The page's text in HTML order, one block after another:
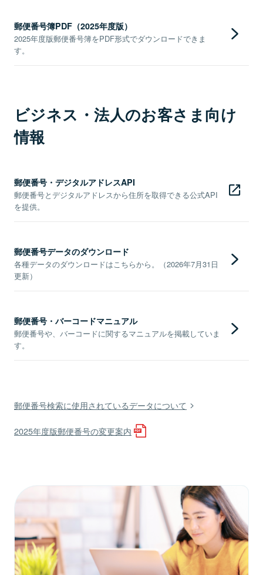
郵便番号簿PDF（2025年度版）
2025年度版郵便番号簿をPDF形式でダウンロードできま
す。
ビジネス・法人のお客さま向け
情報
郵便番号・デジタルアドレスAPI
郵便番号とデジタルアドレスから住所を取得できる公式API
を提供。
郵便番号データのダウンロード
各種データのダウンロードはこちらから。（2026年7月31日
更新）
郵便番号・バーコードマニュアル
郵便番号や、バーコードに関するマニュアルを掲載していま
す。
郵便番号検索に使用されているデータについて
2025年度版郵便番号の変更案内